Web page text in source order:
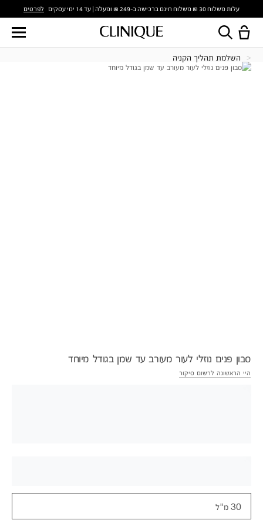
עלות משלוח 30 ₪ משלוח חינם ברכישה ב-249 ₪ ומעלה | עד 14 ימי עסקים לפרטים
השלמת תהליך הקניה
סבון פנים נוזלי לעור מעורב עד שמן בגודל מיוחד
היי הראשונה לרשום סיקור
30 מ"ל